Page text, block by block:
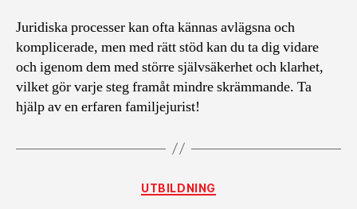
Juridiska processer kan ofta kännas avlägsna och
komplicerade, men med rätt stöd kan du ta dig vidare
och igenom dem med större självsäkerhet och klarhet,
vilket gör varje steg framåt mindre skrämmande. Ta
hjälp av en erfaren familjejurist!
Kategorier
UTBILDNING